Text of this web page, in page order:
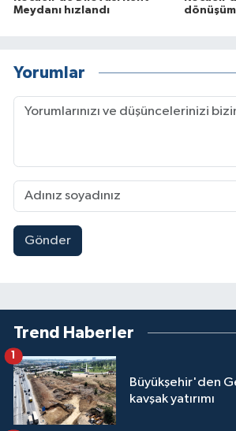
Meydanı hızlandı
Yorumlar
Gönder
Trend Haberler
Büyükşehir'den
kavşak yatırımı